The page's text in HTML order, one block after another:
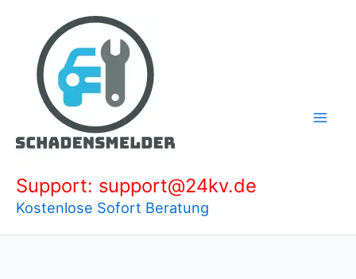
springen
Support: support@24kv.de
Kostenlose Sofort Beratung